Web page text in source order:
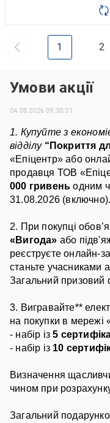
1 2
Умови акції
04.08.2026 09:30:31
1. Купуйте з
відділу “Покриття
«Епіцентр» або
продавця ТОВ
000 гривень одним
31.08.2026 (включно).
«Вигода» або
реєструєте онлайн-
станьте учасниками
Загальний призовий
3. Вигравайте**
на покупки в мережі
- набір із 5
- набір із 10
Визначення
чином при
Загальний